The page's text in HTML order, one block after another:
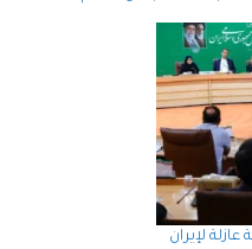
لإيران